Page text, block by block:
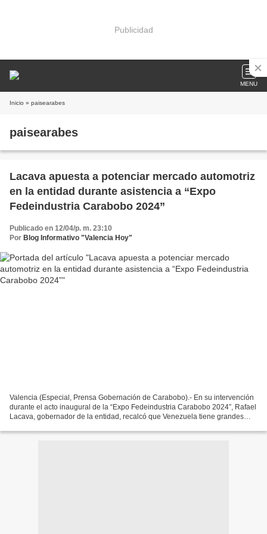
Publicidad
MENU
Inicio » paisearabes
paisearabes
Lacava apuesta a potenciar mercado automotriz
en la entidad durante asistencia a “Expo
Fedeindustria Carabobo 2024”
Publicado en 12/04/p. m. 23:10
Por Blog Informativo "Valencia Hoy"
Valencia (Especial, Prensa Gobernación de Carabobo).- En su intervención
durante el acto inaugural de la “Expo Fedeindustria Carabobo 2024”, Rafael
Lacava, gobernador de la entidad, recalcó que Venezuela tiene grandes